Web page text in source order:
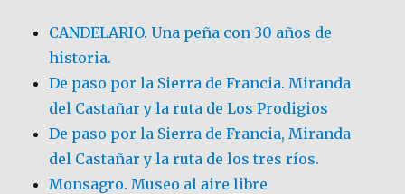
CANDELARIO. Una peña con 30 años de
historia.
De paso por la Sierra de Francia. Miranda
del Castañar y la ruta de Los Prodigios
De paso por la Sierra de Francia, Miranda
del Castañar y la ruta de los tres ríos.
Monsagro. Museo al aire libre